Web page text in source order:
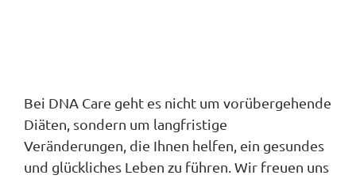
Bei DNA Care geht es nicht um vorübergehende
Diäten, sondern um langfristige
Veränderungen, die Ihnen helfen, ein gesundes
und glückliches Leben zu führen. Wir freuen uns